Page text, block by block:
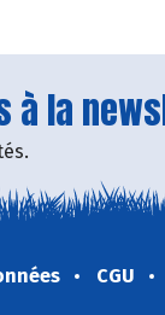
à la
CGU